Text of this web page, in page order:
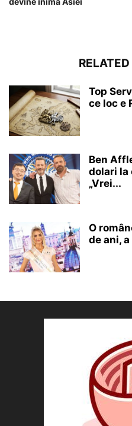
Top
ce loc e
Ben
dolari la
„Vrei...
O
de ani,